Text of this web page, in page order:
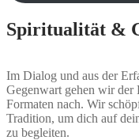
Spiritualität &
Im Dialog und aus der
Gegenwart gehen wir der
Formaten nach. Wir
Tradition, um dich auf
zu begleiten.